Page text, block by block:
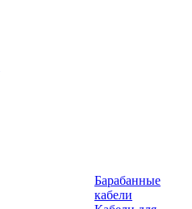
Барабанные
кабели